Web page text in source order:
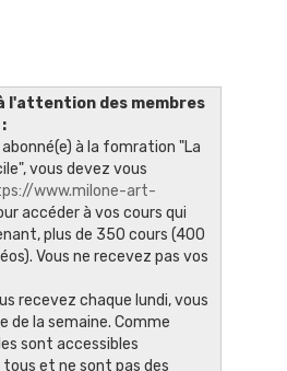
l'attention des membres
à la fomration "La
vous devez vous
www.milone-art-
accéder à vos cours qui
plus de 350 cours (400
Vous ne recevez pas vos
recevez chaque lundi, vous
de la semaine. Comme
sont accessibles
et ne sont pas des